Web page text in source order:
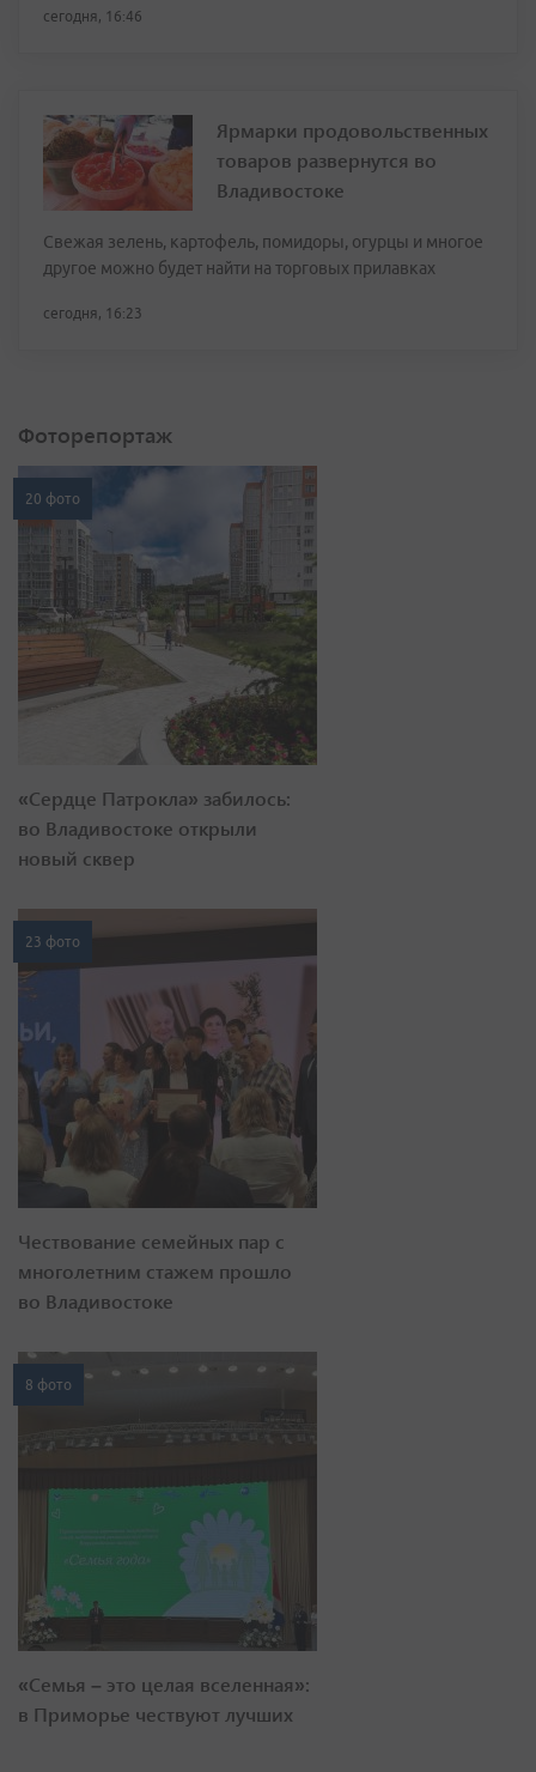
сегодня, 16:46
Ярмарки продовольственных
товаров развернутся во
Владивостоке
Свежая зелень, картофель, помидоры, огурцы и многое
другое можно будет найти на торговых прилавках
сегодня, 16:23
Фоторепортаж
20 фото
«Сердце Патрокла» забилось:
во Владивостоке открыли
новый сквер
23 фото
Чествование семейных пар с
многолетним стажем прошло
во Владивостоке
8 фото
«Семья – это целая вселенная»:
в Приморье чествуют лучших